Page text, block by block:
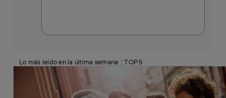
Lo más leído en la última semana :: TOP 5